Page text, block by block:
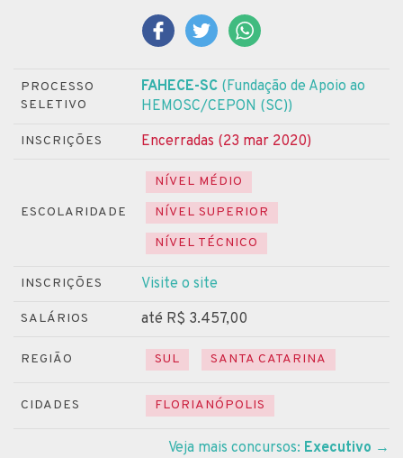
PROCESSO
SELETIVO
FAHECE-SC (Fundação de Apoio ao
HEMOSC/CEPON (SC))
INSCRIÇÕES Encerradas (23 mar 2020)
ESCOLARIDADE
NÍVEL MÉDIO
NÍVEL SUPERIOR
NÍVEL TÉCNICO
INSCRIÇÕES Visite o site
SALÁRIOS até R$ 3.457,00
REGIÃO SUL SANTA CATARINA
CIDADES FLORIANÓPOLIS
Veja mais concursos: Executivo →